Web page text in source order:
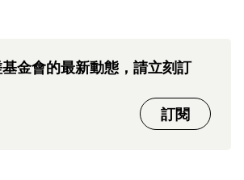
金會的最新動態，請立刻訂
訂閱